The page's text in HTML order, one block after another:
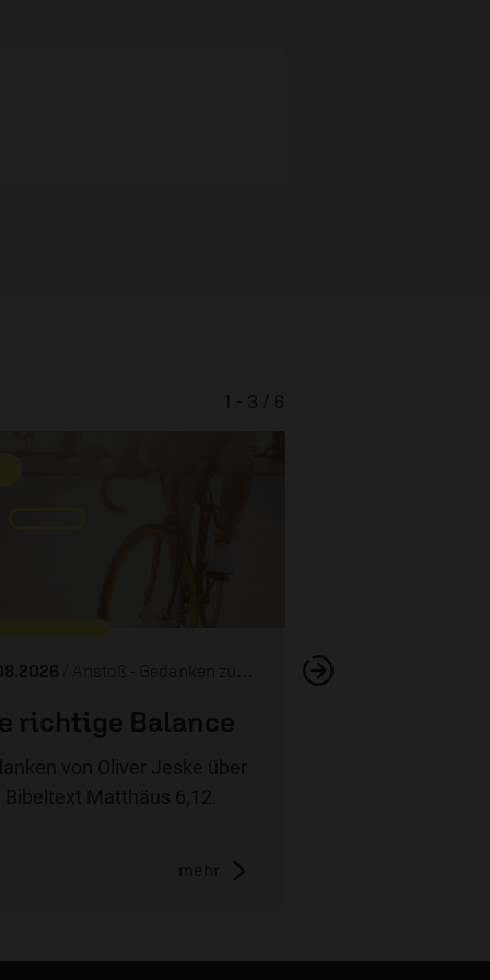
/ Anstoß - Gedanken zum Tag
richtige Balance
von Oliver Jeske über
Bibeltext Matthäus 6,12.
mehr
1 - 3 / 6